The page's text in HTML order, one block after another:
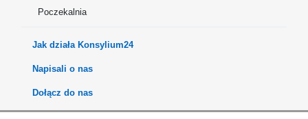
Poczekalnia
Jak działa Konsylium24
Napisali o nas
Dołącz do nas